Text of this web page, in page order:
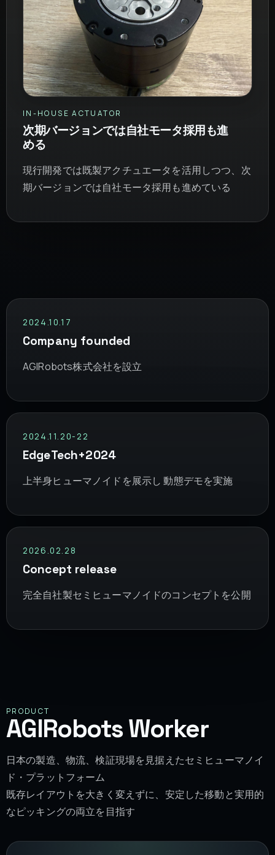
IN-HOUSE ACTUATOR
次期バージョンでは自社モータ採用も進
める
現行開発では既製アクチュエータを活用しつつ、次
期バージョンでは自社モータ採用も進めている
2024.10.17
Company founded
AGIRobots株式会社を設立
2024.11.20-22
EdgeTech+2024
上半身ヒューマノイドを展示し 動態デモを実施
2026.02.28
Concept release
完全自社製セミヒューマノイドのコンセプトを公開
PRODUCT
AGIRobots Worker
日本の製造、物流、検証現場を見据えたセミヒューマノイ
ド・プラットフォーム
既存レイアウトを大きく変えずに、安定した移動と実用的
なピッキングの両立を目指す